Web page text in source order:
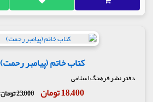
کتاب خاتم (پیامبر رحمت)
دفتر نشر فرهنگ اسلامی
18,400 تومان 23,000 تومان